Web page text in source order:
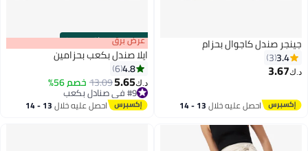
جينجر صندل كاجوال بحزام
3.4
3
د.ك‏3.67
احصل عليه خلال 13 - 14
00m:00s
·باقي 100% عرض برق
ايلا صندل بكعب بحزامين
4.8
6
د.ك‏5.65
13.09خصم 56%
#9 في صنادل بكعب
#9 في صنادل بكعب احصل عليه خلال 13 - 14